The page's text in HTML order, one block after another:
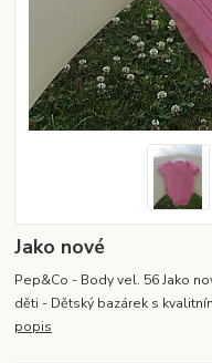
Jako nové
Pep&Co - Body vel. 56 Jako
děti - Dětský bazárek s
popis